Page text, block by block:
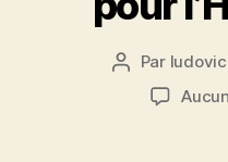
Auteur
l’article
Par ludovic